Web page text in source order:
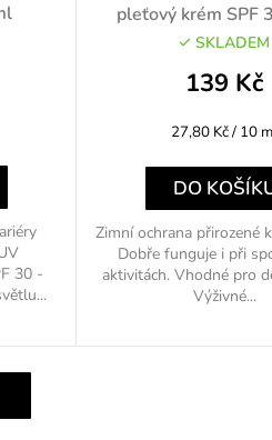
30 -
pleťový krém SPF
SKLADEM
139 Kč
Měrná
27,80 Kč / 10
DO
Zimní ochrana přirozené
Dobře funguje i při
aktivitách. Vhodné pro
Výživné...